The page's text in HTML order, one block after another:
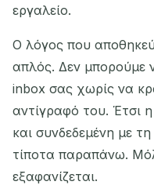
Επόμενη
ΑΠΟΣΤΟΛΈΑΣ
εργαλείο.
Ο λόγος που
απλός. Δεν μπορούμε
inbox σας χωρίς να
αντίγραφό του. Έτσι
και συνδεδεμένη με
τίποτα παραπάνω.
εξαφανίζεται.